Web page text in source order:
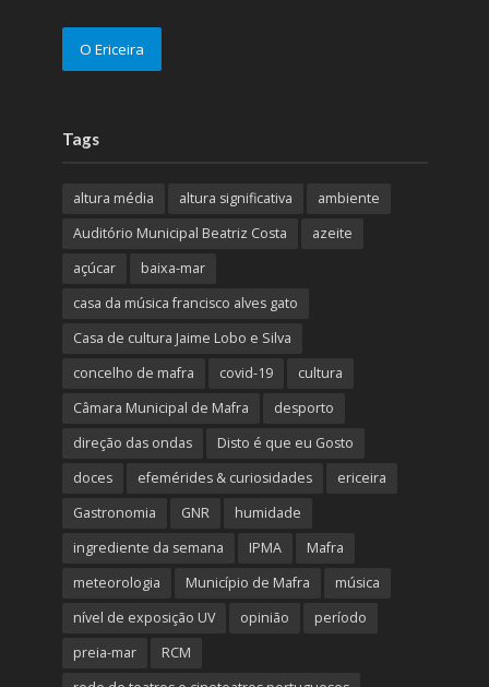
O Ericeira
Tags
altura média altura significativa
ambiente
Auditório Municipal Beatriz Costa
azeite
açúcar
baixa-mar
casa da música francisco alves gato
Casa de cultura Jaime Lobo e Silva
concelho de mafra
covid-19
cultura
Câmara Municipal de Mafra
desporto
direção das ondas
Disto é que eu Gosto
doces
efemérides & curiosidades
ericeira
Gastronomia
GNR
humidade
ingrediente da semana
IPMA
Mafra
meteorologia
Município de Mafra
música
nível de exposição UV
opinião
período
preia-mar
RCM